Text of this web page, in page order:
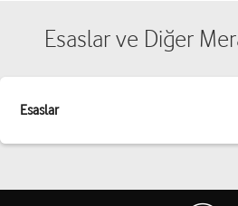
Esaslar ve Diğer
Esaslar